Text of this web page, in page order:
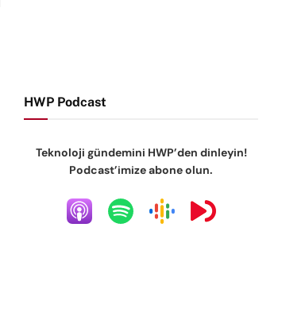
HWP Podcast
Teknoloji gündemini HWP’den dinleyin!
Podcast’imize abone olun.